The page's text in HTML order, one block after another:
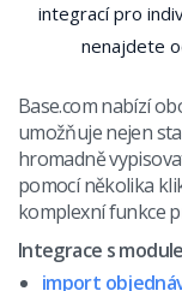
Produktový
Automatizace ceny
Správa přepravy
Automatizace
Base Connect
AI pro e-commerce
Podpora
Akademie
Blog
Čeština
polski
english (US)
english (GB)
Base.com nabízí
umožňuje nejen
hromadně
pomocí několika
komplexní funkce
Integrace s
import